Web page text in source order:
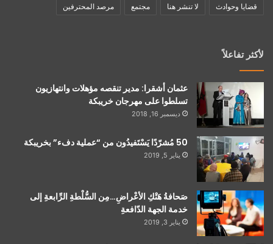
قضايا وحوادث لا تنشر هنا مجتمع مرصد المحترفين
لأكثر تفاعلاً
عثمان أشقرا: مدير تنقصه مؤهلات وانتهازيون
تسلطوا على مهرجان خريبكة
ديسمبر 16, 2018
50 مُشرّدًا يَسْتَفيدُون من “عملية دفء” بخريبكة
يناير 5, 2019
صَحافةُ هَتْكِ الأعْراضِ…مِن السُّلْطةِ الرِّابعةِ إلى
خدمة الجهة الدّافعةِ
يناير 3, 2019